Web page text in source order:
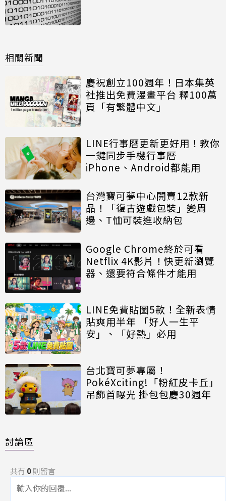
相關新聞
慶祝創立100週年！日本集英
社推出免費漫畫平台 釋100萬
頁「有繁體中文」
LINE行事曆更新更好用！教你
一鍵同步手機行事曆
iPhone、Android都能用
台灣寶可夢中心開賣12款新
品！「復古遊戲包裝」變周
邊、T恤可裝進收納包
Google Chrome終於可看
Netflix 4K影片！快更新瀏覽
器、還要符合條件才能用
LINE免費貼圖5款！全新表情
貼爽用半年 「好人一生平
安」、「好熱」必用
台北寶可夢專屬！
PokéXciting!「粉紅皮卡丘」
吊飾首曝光 掛包包慶30週年
討論區
共有 0則留言